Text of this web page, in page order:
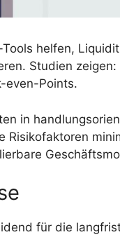
helfen,
Studien
even-Points.
in
Risikofaktoren
für die